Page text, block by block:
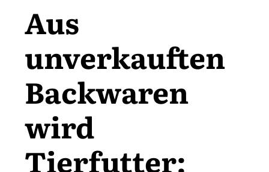
Aus
unverkauften
Backwaren
wird
Tierfutter: